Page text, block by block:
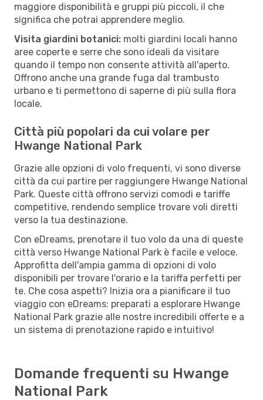
maggiore disponibilità e gruppi più piccoli, il che
significa che potrai apprendere meglio.
Visita giardini botanici: molti giardini locali hanno
aree coperte e serre che sono ideali da visitare
quando il tempo non consente attività all'aperto.
Offrono anche una grande fuga dal trambusto
urbano e ti permettono di saperne di più sulla flora
locale.
Città più popolari da cui volare per
Hwange National Park
Grazie alle opzioni di volo frequenti, vi sono diverse
città da cui partire per raggiungere Hwange National
Park. Queste città offrono servizi comodi e tariffe
competitive, rendendo semplice trovare voli diretti
verso la tua destinazione.
Con eDreams, prenotare il tuo volo da una di queste
città verso Hwange National Park è facile e veloce.
Approfitta dell'ampia gamma di opzioni di volo
disponibili per trovare l'orario e la tariffa perfetti per
te. Che cosa aspetti? Inizia ora a pianificare il tuo
viaggio con eDreams: preparati a esplorare Hwange
National Park grazie alle nostre incredibili offerte e a
un sistema di prenotazione rapido e intuitivo!
Domande frequenti su Hwange
National Park